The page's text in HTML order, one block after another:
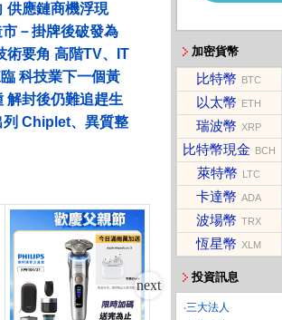
供應鏈商機浮現
甦的關鍵字
－掛牌後破發為
術要角 高階TV、IT
科技業下一個黃
解封後仍難追趕生
鴻海痛失銷售...
Chiplet、異質整
加密貨幣
比特幣 BTC
以太幣 ETH
瑞波幣 XRP
比特幣現金 BCH
萊特幣 LTC
卡達幣 ADA
波場幣 TRX
恆星幣 XLM
投資訊息
‧三大法人